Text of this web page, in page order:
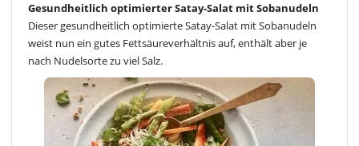
Gesundheitlich optimierter Satay-Salat mit Sobanudeln
Dieser gesundheitlich optimierte Satay-Salat mit Sobanudeln
weist nun ein gutes Fettsäureverhältnis auf, enthält aber je
nach Nudelsorte zu viel Salz.